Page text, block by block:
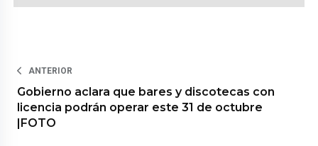
ANTERIOR
Gobierno aclara que bares y discotecas con
licencia podrán operar este 31 de octubre
|FOTO